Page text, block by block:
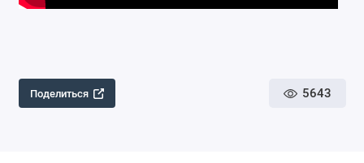
Поделиться 5643